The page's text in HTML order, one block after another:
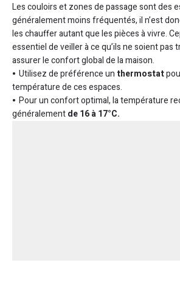
Les couloirs et zones de passage sont des
généralement moins fréquentés, il n’est
les chauffer autant que les pièces à vivre.
essentiel de veiller à ce qu’ils ne soient pas
assurer le confort global de la maison.
Utilisez de préférence un thermostat
température de ces espaces.
Pour un confort optimal, la température
généralementde 16 à 17°C.